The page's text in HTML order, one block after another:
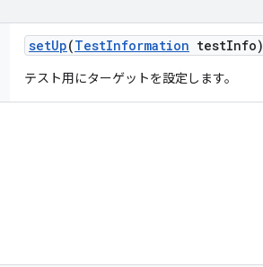
setUp(TestInformation testInfo)
テスト用にターゲットを設定します。